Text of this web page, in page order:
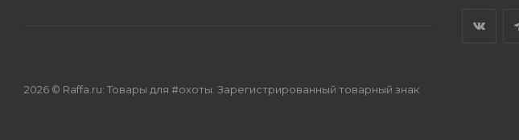
2026 © Raffa.ru: Товары для #охоты. Зарегистрированный товарный знак